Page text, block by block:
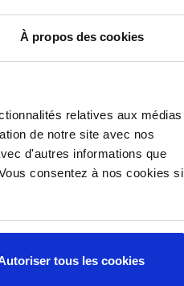
À propos des cookies
relatives aux médias
de notre site avec nos
d'autres informations que
consentez à nos cookies si
tous les cookies